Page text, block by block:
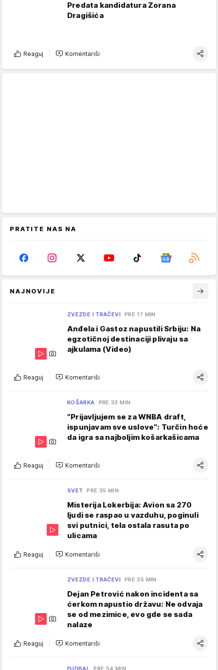
Predata kandidatura Zorana
Dragišića
Reaguj Komentariši
PRATITE NAS NA
NAJNOVIJE
ZVEZDE I TRAČEVI PRE 17 MIN
Anđela i Gastoz napustili Srbiju: Na
egzotičnoj destinaciji plivaju sa
ajkulama (Video)
Reaguj Komentariši
KOŠARKA PRE 33 MIN
"Prijavljujem se za WNBA draft,
ispunjavam sve uslove": Turčin hoće
da igra sa najboljim košarkašicama
Reaguj Komentariši
SVET PRE 35 MIN
Misterija Lokerbija: Avion sa 270
ljudi se raspao u vazduhu, poginuli
svi putnici, tela ostala rasuta po
ulicama
Reaguj Komentariši
ZVEZDE I TRAČEVI PRE 35 MIN
Dejan Petrović nakon incidenta sa
ćerkom napustio državu: Ne odvaja
se od mezimice, evo gde se sada
nalaze
Reaguj Komentariši
FUDBAL PRE 54 MIN